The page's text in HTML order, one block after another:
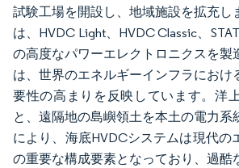
試験工場を開設し、地域施設を拡充し
は、HVDC Light、HVDC Classic、
の高度なパワーエレクトロニクスを製
は、世界のエネルギーインフラにおけ
要性の高まりを反映しています。洋
と、遠隔地の島嶼領土を本土の電力系
により、海底HVDCシステムは現代の
の重要な構成要素となっており、過酷